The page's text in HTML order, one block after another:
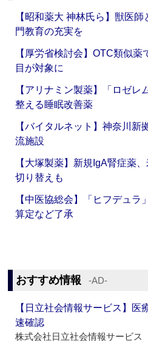
【昭和薬大 神林氏ら】獣医
門教育の充実を
【厚労省検討会】OTC類似薬
目が対象に
【アリナミン製薬】「ロゼレ
整える睡眠改善薬
【バイタルネット】神奈川新
流施設
【大塚製薬】新規IgA腎症薬
切り替えも
【中医協総会】「ヒフデュラ
算定など了承
おすすめ情報 ‐AD‐
【日立社会情報サービス】医
速確認
株式会社日立社会情報サービス